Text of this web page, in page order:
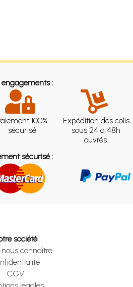
engagements :
100%
sécurisé
Expédition des colis
sous 24 à 48h
ouvrés.
sécurisé :
société
connaître
CGV